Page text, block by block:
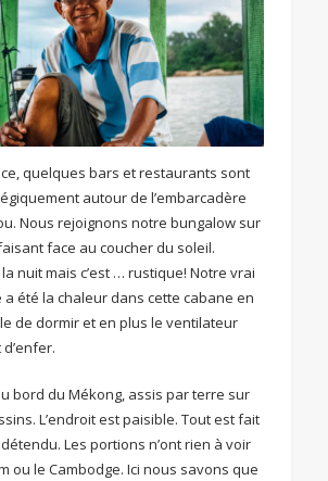
quelques bars et restaurants sont
autour de l’embarcadère
Nous rejoignons notre bungalow sur
face au coucher du soleil.
nuit mais c’est … rustique! Notre vrai
a été la chaleur dans cette cabane en
de dormir et en plus le ventilateur
bord du Mékong, assis par terre sur
L’endroit est paisible. Tout est fait
Les portions n’ont rien à voir
ou le Cambodge. Ici nous savons que